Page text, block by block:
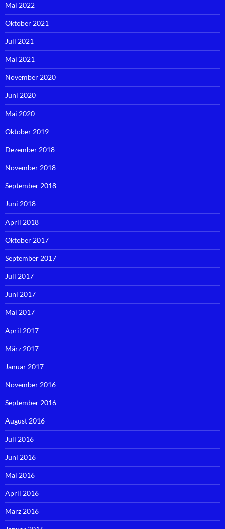
Mai 2022
Oktober 2021
Juli 2021
Mai 2021
November 2020
Juni 2020
Mai 2020
Oktober 2019
Dezember 2018
November 2018
September 2018
Juni 2018
April 2018
Oktober 2017
September 2017
Juli 2017
Juni 2017
Mai 2017
April 2017
März 2017
Januar 2017
November 2016
September 2016
August 2016
Juli 2016
Juni 2016
Mai 2016
April 2016
März 2016